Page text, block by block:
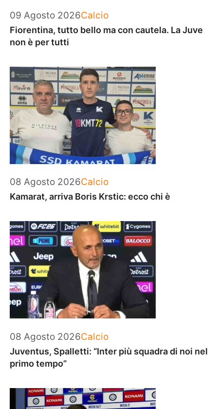
09 Agosto 2026Categorie
Calcio
Fiorentina, tutto bello ma con cautela. La Juve
non è per tutti
08 Agosto 2026Categorie
Calcio
Kamarat, arriva Boris Krstic: ecco chi è
08 Agosto 2026Categorie
Calcio
Juventus, Spalletti: “Inter più squadra di noi nel
primo tempo”